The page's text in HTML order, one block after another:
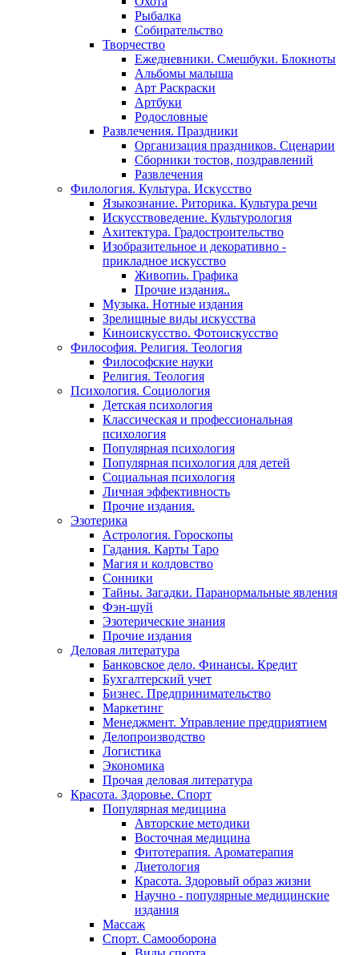
Рыбалка
Собирательство
Творчество
Ежедневники. Смешбуки. Блокноты
Альбомы малыша
Арт Раскраски
Артбуки
Родословные
Развлечения. Праздники
Организация праздников. Сценарии
Сборники тостов, поздравлений
Развлечения
Филология. Культура. Искусство
Языкознание. Риторика. Культура речи
Искусствоведение. Культурология
Ахитектура. Градостроительство
Изобразительное и декоративно -
прикладное искусство
Живопиь. Графика
Прочие издания..
Музыка. Нотные издания
Зрелищные виды искусства
Киноискусство. Фотоискусство
Философия. Религия. Теология
Философские науки
Религия. Теология
Психология. Социология
Детская психология
Классическая и профессиональная
психология
Популярная психология
Популярная психология для детей
Социальная психология
Личная эффективность
Прочие издания.
Эзотерика
Астрология. Гороскопы
Гадания. Карты Таро
Магия и колдовство
Сонники
Тайны. Загадки. Паранормальные явления
Фэн-шуй
Эзотерические знания
Прочие издания
Деловая литература
Банковское дело. Финансы. Кредит
Бухгалтерский учет
Бизнес. Предпринимательство
Маркетинг
Менеджмент. Управление предприятием
Делопроизводство
Логистика
Экономика
Прочая деловая литература
Красота. Здоровье. Спорт
Популярная медицина
Авторские методики
Восточная медицина
Фитотерапия. Ароматерапия
Диетология
Красота. Здоровый образ жизни
Научно - популярные медицинские
издания
Массаж
Спорт. Самооборона